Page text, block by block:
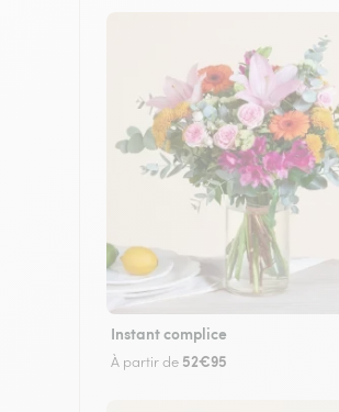
Instant complice
À partir de 52€95